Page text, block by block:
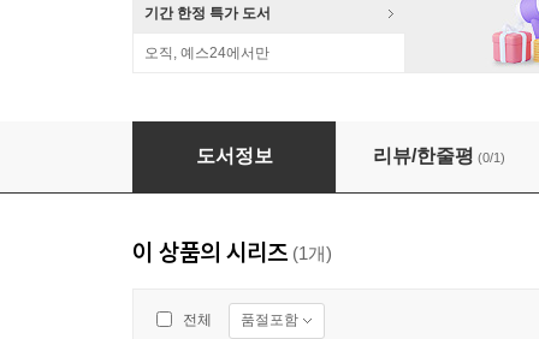
기간 한정 특가 도서
오직, 예스24에서만
안드로이드 프로그래밍 정복 2
도서정보 리뷰/한줄평 (0/1)
이 상품의 시리즈 (1개)
전체 품절포함